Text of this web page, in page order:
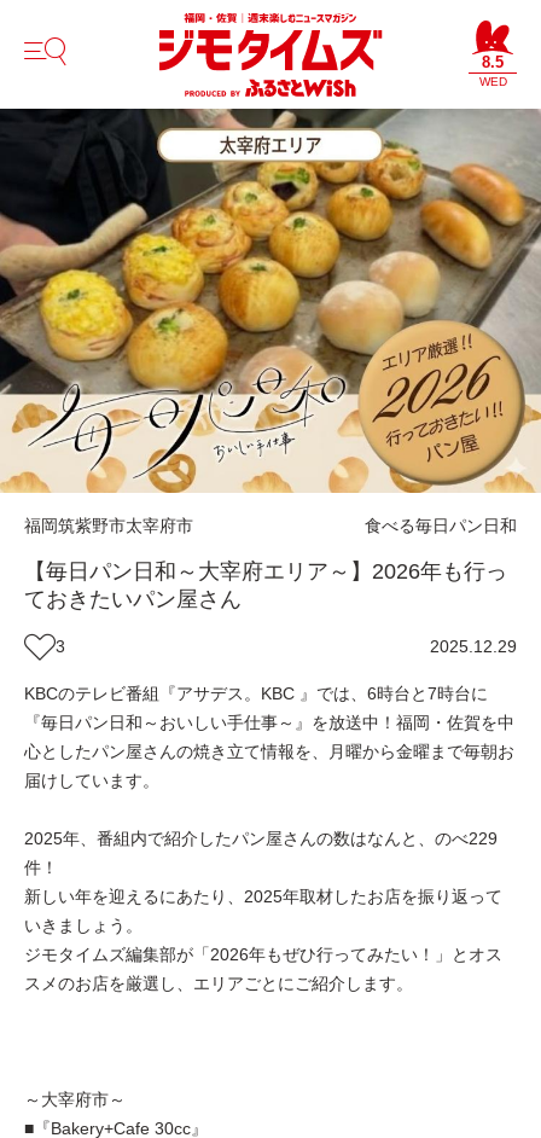
8.5
WED
福岡筑紫野市太宰府市 食べる毎日パン日和
【毎日パン日和～大宰府エリア～】2026年も行っ
ておきたいパン屋さん
3 2025.12.29
KBCのテレビ番組『アサデス。KBC 』では、6時台と7時台に
『毎日パン日和～おいしい手仕事～』を放送中！福岡・佐賀を中
心としたパン屋さんの焼き立て情報を、月曜から金曜まで毎朝お
届けしています。
2025年、番組内で紹介したパン屋さんの数はなんと、のべ229
件！
新しい年を迎えるにあたり、2025年取材したお店を振り返って
いきましょう。
ジモタイムズ編集部が「2026年もぜひ行ってみたい！」とオス
スメのお店を厳選し、エリアごとにご紹介します。
～大宰府市～
■『Bakery+Cafe 30cc』